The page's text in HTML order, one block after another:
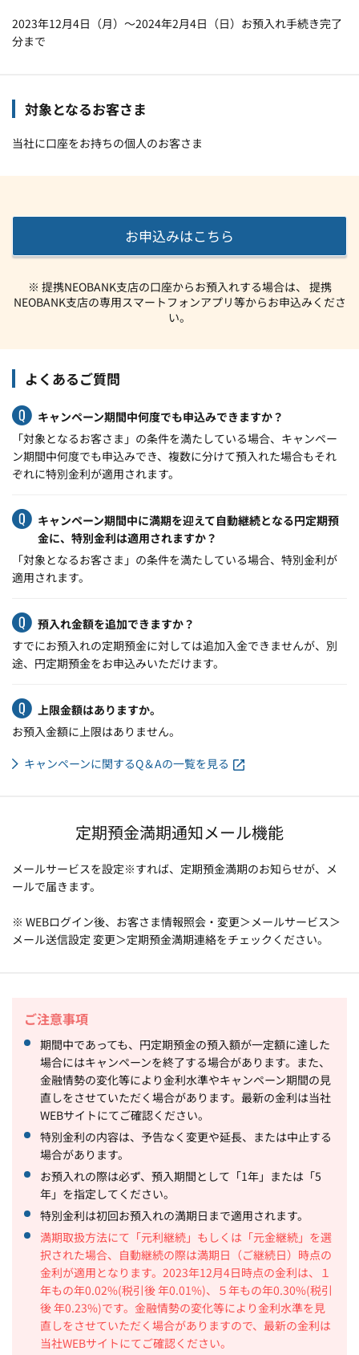
2023年12月4日（月）～2024年2月4日（日）お預入れ手続き完了
分まで
対象となるお客さま
当社に口座をお持ちの個人のお客さま
お申込みはこちら
※ 提携NEOBANK支店の口座からお預入れする場合は、 提携
NEOBANK支店の専用スマートフォンアプリ等からお申込みくださ
い。
よくあるご質問
キャンペーン期間中何度でも申込みできますか？
「対象となるお客さま」の条件を満たしている場合、キャンペー
ン期間中何度でも申込みでき、複数に分けて預入れた場合もそれ
ぞれに特別金利が適用されます。
キャンペーン期間中に満期を迎えて自動継続となる円定期預
金に、特別金利は適用されますか？
「対象となるお客さま」の条件を満たしている場合、特別金利が
適用されます。
預入れ金額を追加できますか？
すでにお預入れの定期預金に対しては追加入金できませんが、別
途、円定期預金をお申込みいただけます。
上限金額はありますか。
お預入金額に上限はありません。
キャンペーンに関するQ＆Aの一覧を見る
定期預金満期通知メール機能
メールサービスを設定※すれば、定期預金満期のお知らせが、メ
ールで届きます。
※ WEBログイン後、お客さま情報照会・変更＞メールサービス＞
メール送信設定 変更＞定期預金満期連絡をチェックください。
ご注意事項
期間中であっても、円定期預金の預入額が一定額に達した
場合にはキャンペーンを終了する場合があります。また、
金融情勢の変化等により金利水準やキャンペーン期間の見
直しをさせていただく場合があります。最新の金利は当社
WEBサイトにてご確認ください。
特別金利の内容は、予告なく変更や延長、または中止する
場合があります。
お預入れの際は必ず、預入期間として「1年」または「5
年」を指定してください。
特別金利は初回お預入れの満期日まで適用されます。
満期取扱方法にて「元利継続」もしくは「元金継続」を選
択された場合、自動継続の際は満期日（ご継続日）時点の
金利が適用となります。2023年12月4日時点の金利は、１
年もの年0.02%(税引後 年0.01%)、５年もの年0.30%(税引
後 年0.23%)です。金融情勢の変化等により金利水準を見
直しをさせていただく場合がありますので、最新の金利は
当社WEBサイトにてご確認ください。